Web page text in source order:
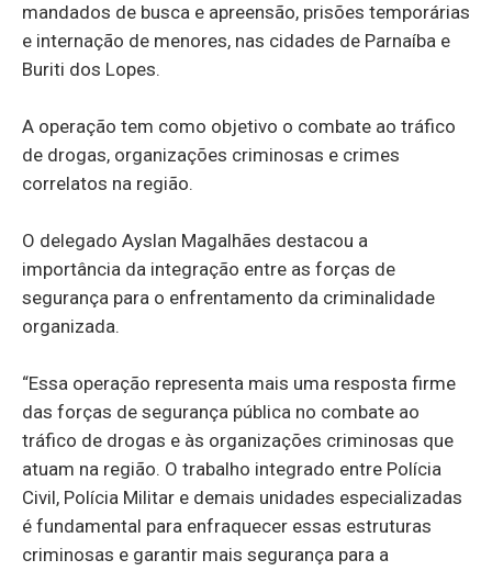
mandados de busca e apreensão, prisões temporárias
e internação de menores, nas cidades de Parnaíba e
Buriti dos Lopes.
A operação tem como objetivo o combate ao tráfico
de drogas, organizações criminosas e crimes
correlatos na região.
O delegado Ayslan Magalhães destacou a
importância da integração entre as forças de
segurança para o enfrentamento da criminalidade
organizada.
“Essa operação representa mais uma resposta firme
das forças de segurança pública no combate ao
tráfico de drogas e às organizações criminosas que
atuam na região. O trabalho integrado entre Polícia
Civil, Polícia Militar e demais unidades especializadas
é fundamental para enfraquecer essas estruturas
criminosas e garantir mais segurança para a